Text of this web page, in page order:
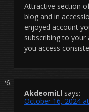
Attractive section
blog and in
enjoyed account
subscribing to
you access
AkdeomiLl says:
October 16, 2024